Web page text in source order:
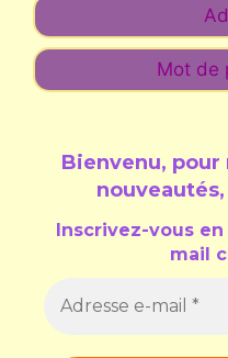
Mot de
Bienvenu, pour
Inscrivez-vous
mail